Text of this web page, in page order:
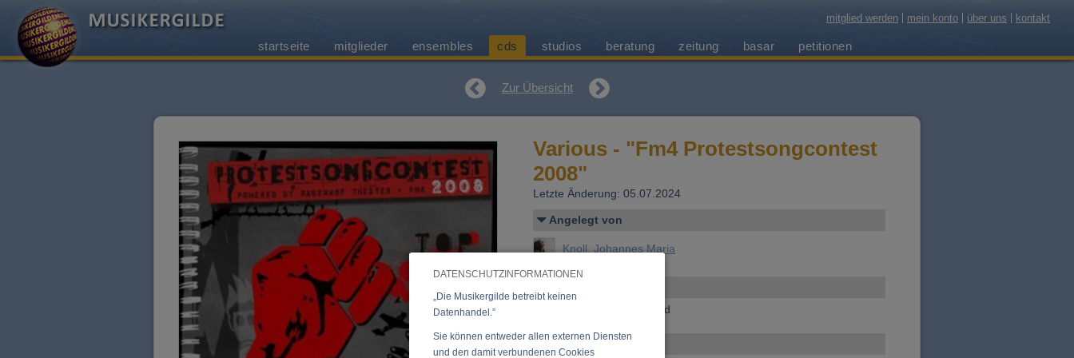
DATENSCHUTZINFORMATIONEN
„Die Musikergilde betreibt keinen
Datenhandel.”
Sie können entweder allen externen Diensten
und den damit verbundenen Cookies
mitglied werden mein konto über uns kontakt
startseite mitglieder ensembles cds studios beratung zeitung basar petitionen
Zur Übersicht
Various - "Fm4 Protestsongcontest
2008"
Letzte Änderung: 05.07.2024
Angelegt von
Knoll, Johannes Maria
download
Ensemble